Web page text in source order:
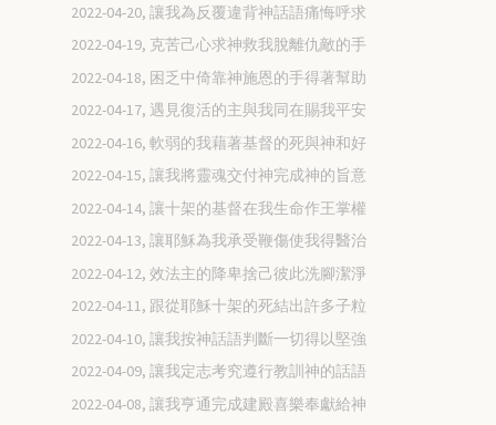
2022-04-20, 讓我為反覆違背神話語痛悔呼求
2022-04-19, 克苦己心求神救我脫離仇敵的手
2022-04-18, 困乏中倚靠神施恩的手得著幫助
2022-04-17, 遇見復活的主與我同在賜我平安
2022-04-16, 軟弱的我藉著基督的死與神和好
2022-04-15, 讓我將靈魂交付神完成神的旨意
2022-04-14, 讓十架的基督在我生命作王掌權
2022-04-13, 讓耶穌為我承受鞭傷使我得醫治
2022-04-12, 效法主的降卑捨己彼此洗腳潔淨
2022-04-11, 跟從耶穌十架的死結出許多子粒
2022-04-10, 讓我按神話語判斷一切得以堅強
2022-04-09, 讓我定志考究遵行教訓神的話語
2022-04-08, 讓我亨通完成建殿喜樂奉獻給神